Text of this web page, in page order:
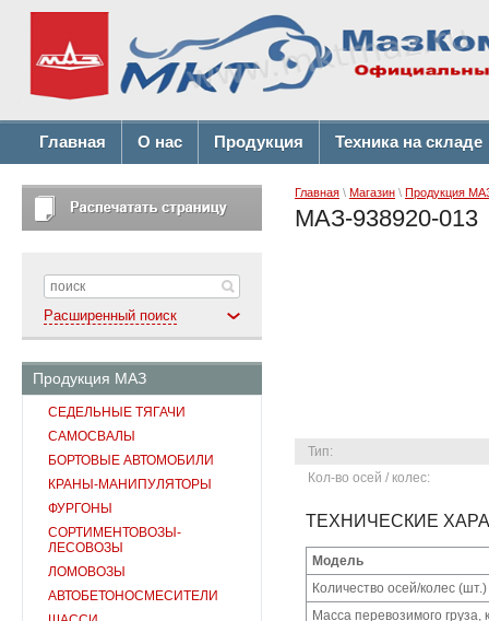
Главная О нас Продукция Техника на складе
Расширенный поиск
Продукция МАЗ
СЕДЕЛЬНЫЕ ТЯГАЧИ
САМОСВАЛЫ
БОРТОВЫЕ АВТОМОБИЛИ
КРАНЫ-МАНИПУЛЯТОРЫ
ФУРГОНЫ
СОРТИМЕНТОВОЗЫ-
ЛЕСОВОЗЫ
ЛОМОВОЗЫ
АВТОБЕТОНОСМЕСИТЕЛИ
Главная \ Магазин \ Продукция
МАЗ-938920-013
Тип:
Кол-во осей / колес:
ТЕХНИЧЕСКИЕ
Модель
Количество осей/колес (шт.)
Масса перевозимого груза,